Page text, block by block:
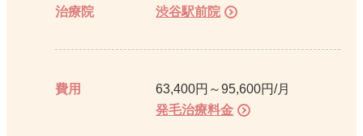
治療院 渋谷駅前院
費用
63,400円～95,600円/月
発毛治療料金